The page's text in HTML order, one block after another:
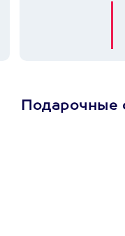
Подарочные